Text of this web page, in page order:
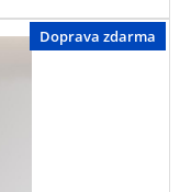
Doprava zdarma